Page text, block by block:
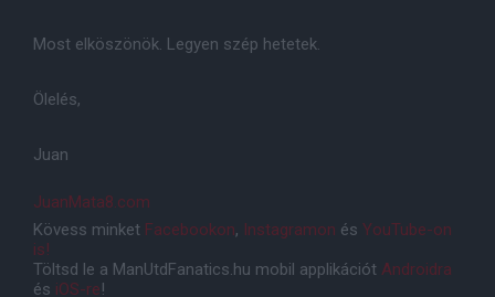
Most elköszönök. Legyen szép hetetek.
Ölelés,
Juan
JuanMata8.com
Kövess minket Facebookon, Instagramon és YouTube-on
is!
Töltsd le a ManUtdFanatics.hu mobil applikációt Androidra
és iOS-re!